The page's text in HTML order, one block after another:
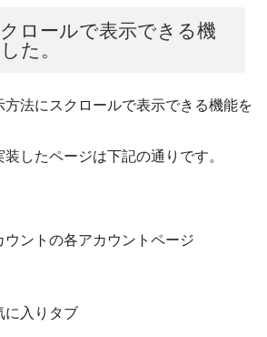
ロールで表示できる機
た。
法にスクロールで表示できる機能を
したページは下記の通りです。
ウントの各アカウントページ
に入りタブ